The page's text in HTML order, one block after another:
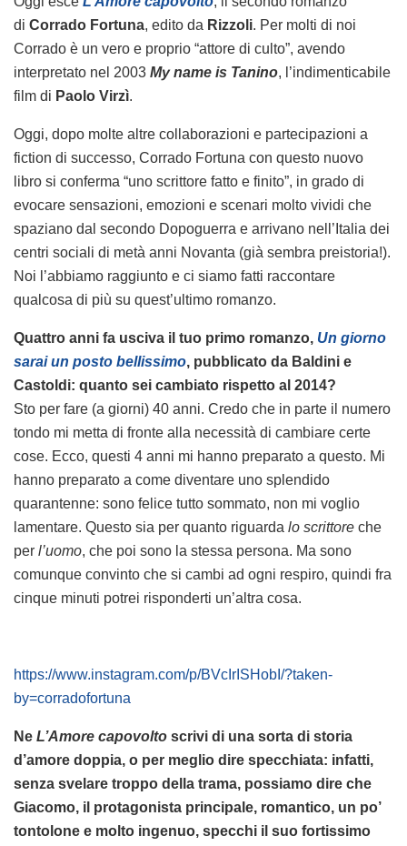
di Corrado Fortuna, edito da Rizzoli. Per molti di noi
Corrado è un vero e proprio “attore di culto”, avendo
interpretato nel 2003 My name is Tanino, l’indimenticabile
film di Paolo Virzì.
Oggi, dopo molte altre collaborazioni e partecipazioni a
fiction di successo, Corrado Fortuna con questo nuovo
libro si conferma “uno scrittore fatto e finito”, in grado di
evocare sensazioni, emozioni e scenari molto vividi che
spaziano dal secondo Dopoguerra e arrivano nell’Italia dei
centri sociali di metà anni Novanta (già sembra preistoria!).
Noi l’abbiamo raggiunto e ci siamo fatti raccontare
qualcosa di più su quest’ultimo romanzo.
Quattro anni fa usciva il tuo primo romanzo, Un giorno
sarai un posto bellissimo, pubblicato da Baldini e
Castoldi: quanto sei cambiato rispetto al 2014?
Sto per fare (a giorni) 40 anni. Credo che in parte il numero
tondo mi metta di fronte alla necessità di cambiare certe
cose. Ecco, questi 4 anni mi hanno preparato a questo. Mi
hanno preparato a come diventare uno splendido
quarantenne: sono felice tutto sommato, non mi voglio
lamentare. Questo sia per quanto riguarda lo scrittore che
per l’uomo, che poi sono la stessa persona. Ma sono
comunque convinto che si cambi ad ogni respiro, quindi fra
cinque minuti potrei risponderti un’altra cosa.
https://www.instagram.com/p/BVcIrISHobI/?taken-
by=corradofortuna
Ne L’Amore capovolto scrivi di una sorta di storia
d’amore doppia, o per meglio dire specchiata: infatti,
senza svelare troppo della trama, possiamo dire che
Giacomo, il protagonista principale, romantico, un po’
tontolone e molto ingenuo, specchi il suo fortissimo